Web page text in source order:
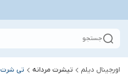
جستجو
اورجینال دیلم تیشرت مردانه تی شرت